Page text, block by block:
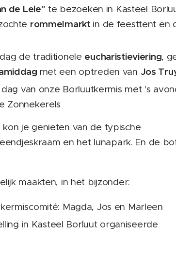
de Leie" te bezoeken in Kasteel
rommelmarkt in de feesttent en
de traditionele eucharistieviering,
met een optreden van Jos
van onze Borluutkermis met 's
Zonnekerels
je genieten van de typische
en het lunapark. En de
maakten, in het bijzonder:
Magda, Jos en Marleen
in Kasteel Borluut organiseerde